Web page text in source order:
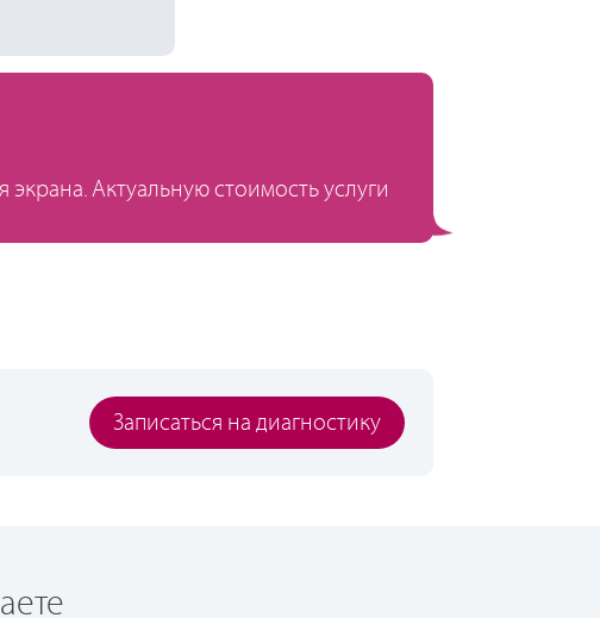
Актуальную стоимость услуги
Записаться на диагностику